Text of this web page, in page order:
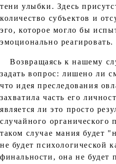
тени улыбки. Здесь
количество субъектов и
эго, которое могло бы
эмоционально реагировать.
Возвращаясь к нашему
задать вопрос: лишено ли
что идея преследования
захватила часть его
является ли это просто
случайного органического
таком случае мания будет
не будет психологической
финальности, она не будет